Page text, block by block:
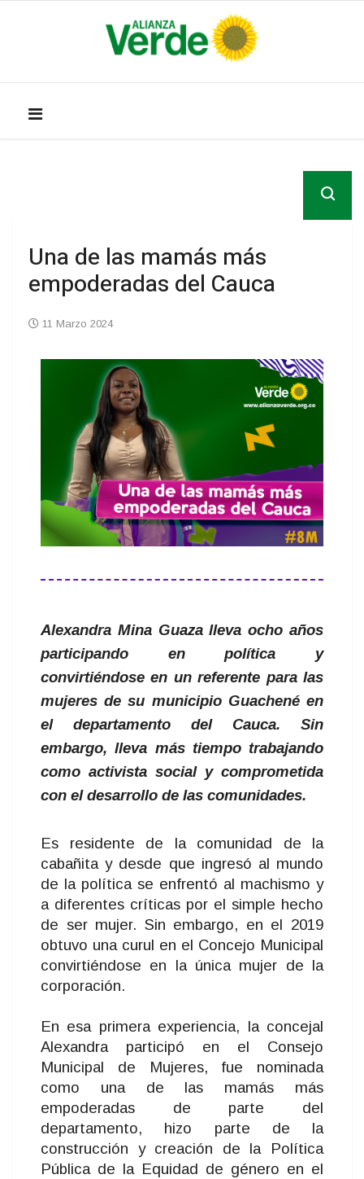
Una de las mamás más
empoderadas del Cauca
11 Marzo 2024
Alexandra Mina Guaza lleva ocho años
participando en política y
convirtiéndose en un referente para las
mujeres de su municipio Guachené en
el departamento del Cauca. Sin
embargo, lleva más tiempo trabajando
como activista social y comprometida
con el desarrollo de las comunidades.
Es residente de la comunidad de la
cabañita y desde que ingresó al mundo
de la política se enfrentó al machismo y
a diferentes críticas por el simple hecho
de ser mujer. Sin embargo, en el 2019
obtuvo una curul en el Concejo Municipal
convirtiéndose en la única mujer de la
corporación.
En esa primera experiencia, la concejal
Alexandra participó en el Consejo
Municipal de Mujeres, fue nominada
como una de las mamás más
empoderadas de parte del
departamento, hizo parte de la
construcción y creación de la Política
Pública de la Equidad de género en el